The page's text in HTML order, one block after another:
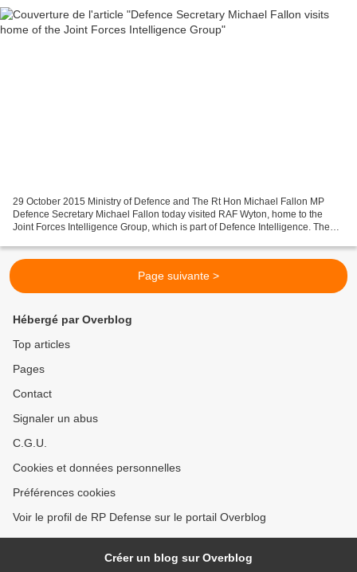
29 October 2015 Ministry of Defence and The Rt Hon Michael Fallon MP
Defence Secretary Michael Fallon today visited RAF Wyton, home to the
Joint Forces Intelligence Group, which is part of Defence Intelligence. The
Page suivante >
Hébergé par Overblog
Top articles
Pages
Contact
Signaler un abus
C.G.U.
Cookies et données personnelles
Préférences cookies
Voir le profil de RP Defense sur le portail Overblog
Créer un blog sur Overblog